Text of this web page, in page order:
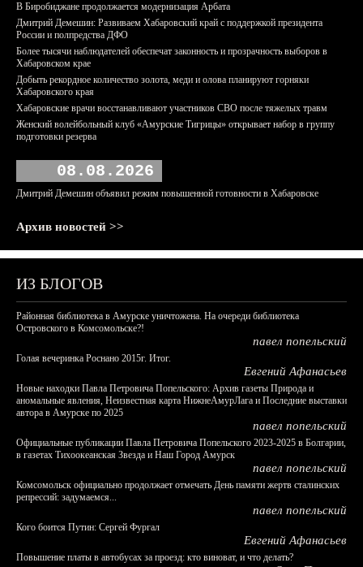
В Биробиджане продолжается модернизация Арбата
Дмитрий Демешин: Развиваем Хабаровский край с поддержкой президента
России и полпредства ДФО
Более тысячи наблюдателей обеспечат законность и прозрачность выборов в
Хабаровском крае
Добыть рекордное количество золота, меди и олова планируют горняки
Хабаровского края
Хабаровские врачи восстанавливают участников СВО после тяжелых травм
Женский волейбольный клуб «Амурские Тигрицы» открывает набор в группу
подготовки резерва
08.08.2026
Дмитрий Демешин объявил режим повышенной готовности в Хабаровске
Архив новостей >>
ИЗ БЛОГОВ
Районная библиотека в Амурске уничтожена. На очереди библиотека
Островского в Комсомольске?!
павел попельский
Голая вечеринка Роснано 2015г. Итог.
Евгений Афанасьев
Новые находки Павла Петровича Попельского: Архив газеты Природа и
аномальные явления, Неизвестная карта НижнеАмурЛага и Последние выставки
автора в Амурске по 2025
павел попельский
Официальные публикации Павла Петровича Попельского 2023-2025 в Болгарии,
в газетах Тихоокеанская Звезда и Наш Город Амурск
павел попельский
Комсомольск официально продолжает отмечать День памяти жертв сталинских
репрессий: задумаемся...
павел попельский
Кого боится Путин: Сергей Фургал
Евгений Афанасьев
Повышение платы в автобусах за проезд: кто виноват, и что делать?